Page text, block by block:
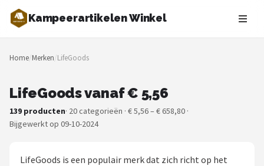
Kampeerartikelen Winkel
Zoeken
NAVIGATIE
Merken
Home/Merken/LifeGoods
LifeGoods vanaf € 5,56
139 producten· 20 categorieën · € 5,56 – € 658,80 ·
Bijgewerkt op 09-10-2024
LifeGoods is een populair merk dat zich richt op het